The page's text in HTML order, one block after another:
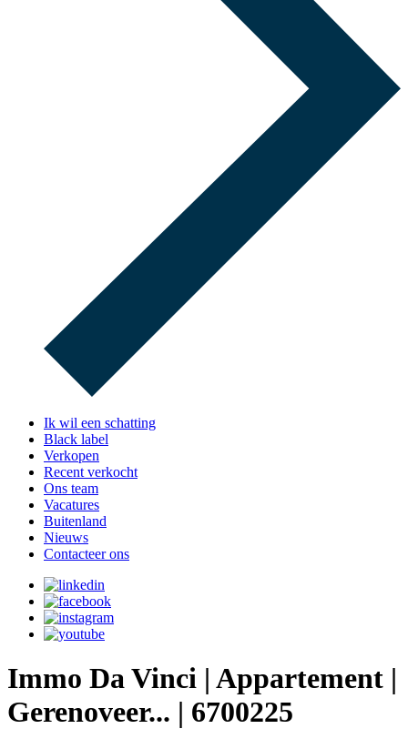
Ik wil een schatting
Black label
Verkopen
Recent verkocht
Ons team
Vacatures
Buitenland
Nieuws
Contacteer ons
Immo Da Vinci | Appartement |
Gerenoveer... | 6700225